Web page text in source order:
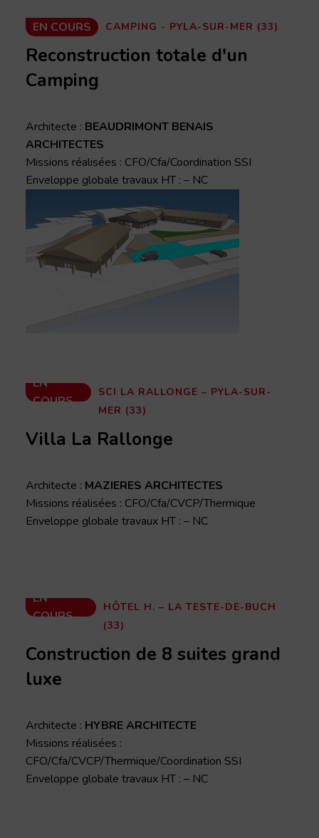
EN COURS CAMPING - PYLA-SUR-MER (33)
Reconstruction totale d'un
Camping
Architecte : BEAUDRIMONT BENAIS
ARCHITECTES
Missions réalisées : CFO/Cfa/Coordination SSI
Enveloppe globale travaux HT : – NC
EN
COURS
SCI LA RALLONGE – PYLA-SUR-
MER (33)
Villa La Rallonge
Architecte : MAZIERES ARCHITECTES
Missions réalisées : CFO/Cfa/CVCP/Thermique
Enveloppe globale travaux HT : – NC
EN
COURS
HÔTEL H. – LA TESTE-DE-BUCH
(33)
Construction de 8 suites grand
luxe
Architecte : HYBRE ARCHITECTE
Missions réalisées :
CFO/Cfa/CVCP/Thermique/Coordination SSI
Enveloppe globale travaux HT : – NC